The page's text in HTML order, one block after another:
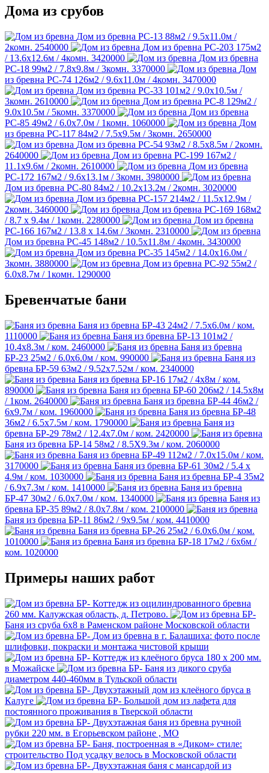
Дома из срубов
Дом из бревна РС-13 88м2 / 9.5х11.0м /
2комн. 2540000 Дом из бревна РС-203 175м2
/ 13.6х12.6м / 4комн. 3420000
Дом из бревна
РС-18 99м2 / 7.8х9.8м / 3комн. 3370000
Дом
из бревна РС-74 126м2 / 9.6х11.0м / 4комн. 3470000
Дом из бревна РС-33 101м2 / 9.0х10.5м /
3комн. 2610000 Дом из бревна РС-8 129м2 /
9.0х10.5м / 5комн. 3370000
Дом из бревна
РС-85 49м2 / 6.0х7.0м / 1комн. 1060000
Дом
из бревна РС-117 84м2 / 7.5х9.5м / 3комн. 2650000
Дом из бревна РС-54 93м2 / 8.5х8.5м / 2комн.
2640000
Дом из бревна РС-199 167м2 /
11.1х9.6м / 2комн. 2610000
Дом из бревна
РС-172 167м2 / 9.6х13.1м / 3комн. 3980000
Дом из бревна РС-80 84м2 / 10.2х13.2м / 2комн. 3020000
Дом из бревна РС-157 214м2 / 11.5х12.9м /
2комн. 3460000 Дом из бревна РС-169 168м2
/ 8.7 х 9.4м / 1комн. 2280000
Дом из бревна
РС-166 167м2 / 13.8 х 14.6м / 3комн. 2310000
Дом из бревна РС-45 148м2 / 10.5х11.8м / 4комн. 3430000
Дом из бревна РС-35 145м2 / 14.0х16.0м /
3комн. 3880000 Дом из бревна РС-92 55м2 /
6.0х8.7м / 1комн. 1290000
Бревенчатые бани
Баня из бревна БР-43 24м2 / 7.5х6.0м / ком.
1110000
Баня из бревна БР-13 101м2 /
10.4х8.3м / ком. 2460000
Баня из бревна
БР-23 25м2 / 6.0х6.0м / ком. 990000
Баня из
бревна БР-59 63м2 / 9.52х7.52м / ком. 2340000
Баня из бревна БР-16 17м2 / 4х8м / ком.
890000
Баня из бревна БР-60 206м2 / 14.5х8м
/ 1ком. 2640000 Баня из бревна БР-44 46м2 /
6х9.7м / ком. 1960000
Баня из бревна БР-48
36м2 / 6.5х7.5м / ком. 1790000
Баня из
бревна БР-29 78м2 / 12.4х7.0м / ком. 2420000
Баня из бревна БР-14 58м2 / 8.5Х9.3м / ком. 2060000
Баня из бревна БР-49 112м2 / 7.0х15.0м / ком.
3170000
Баня из бревна БР-61 30м2 / 5.4 х
4.9м / ком. 1030000 Баня из бревна БР-4 35м2
/ 6.9х7.3м / ком. 1410000
Баня из бревна
БР-47 30м2 / 6.0х7.0м / ком. 1340000
Баня из
бревна БР-35 89м2 / 8.0х7.8м / ком. 2100000
Баня из бревна БР-11 86м2 / 9х9.5м / ком. 4410000
Баня из бревна БР-26 25м2 / 6.0х6.0м / ком.
1010000
Баня из бревна БР-18 17м2 / 6х6м /
ком. 1020000
Примеры наших работ
Коттедж из оцилиндрованного бревна
260 мм. Калужская область, д. Петрово.
Баня из сруба 6х8 в Раменском районе Московской области
Дом из бревна в г. Балашиха: фото после
шлифовки, покраски и монтажа чистовой крыши
Коттедж из клеёного бруса 180 х 200 мм.
в Можайске
Баня из дикого сруба
диаметром 440-460мм в Тульской области
Двухэтажный дом из клеёного бруса в
Калуге
Большой дом из лафета для
постоянного проживания в Тверской области
Двухэтажная баня из бревна ручной
рубки 220 мм. в Егорьевском районе , МО
Баня, построенная в «Диком» стиле:
строительство Под усадку велось в Московской области
Двухэтажная баня с мансардой из